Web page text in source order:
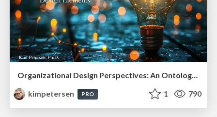
Organizational Design Perspectives: An Ontology of Organizational Design Elements
kimpetersen
PRO 1 790